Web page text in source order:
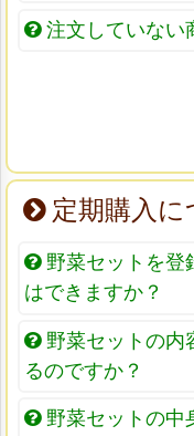
注文していない
定期購入に
野菜セットを登
はできますか？
野菜セットの内
るのですか？
野菜セットの中